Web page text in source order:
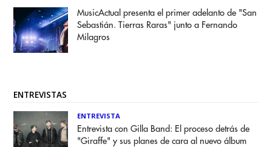
MusicActual presenta el primer adelanto de "San
Sebastián. Tierras Raras" junto a Fernando
Milagros
ENTREVISTAS
ENTREVISTA
Entrevista con Gilla Band: El proceso detrás de
"Giraffe" y sus planes de cara al nuevo álbum